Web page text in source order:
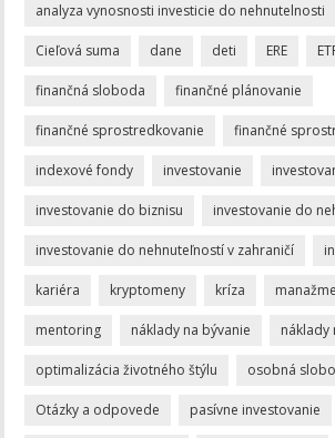
analyza vynosnosti investicie do nehnutelnosti
Cieľová suma dane deti ERE
finančná sloboda finančné plánovanie
finančné sprostredkovanie finančné
indexové fondy investovanie
investovanie do biznisu investovanie do
investovanie do nehnuteľností v zahraničí
kariéra kryptomeny kríza
mentoring náklady na bývanie náklady
optimalizácia životného štýlu osobná
Otázky a odpovede pasívne investovanie